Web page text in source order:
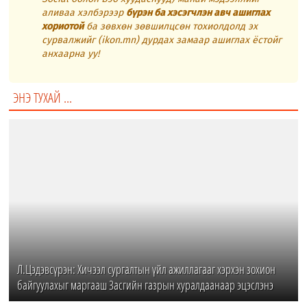
аливаа хэлбэрээр бүрэн ба хэсэгчлэн авч ашиглах
хориотойба зөвхөн зөвшилцсөн тохиолдолд эх
сурвалжийг (ikon.mn) дурдах замаар ашиглах ёстойг
анхаарна уу!
ЭНЭ ТУХАЙ ...
Л.Цэдэвсүрэн: Хичээл сургалтын үйл ажиллагааг хэрхэн зохион
байгуулахыг маргааш Засгийн газрын хуралдаанаар эцэслэнэ